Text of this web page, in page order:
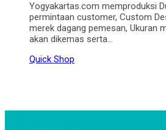
Yogyakartas.com memproduksi
permintaan customer, Custom
merek dagang pemesan, Ukuran
akan dikemas serta…
Quick Shop